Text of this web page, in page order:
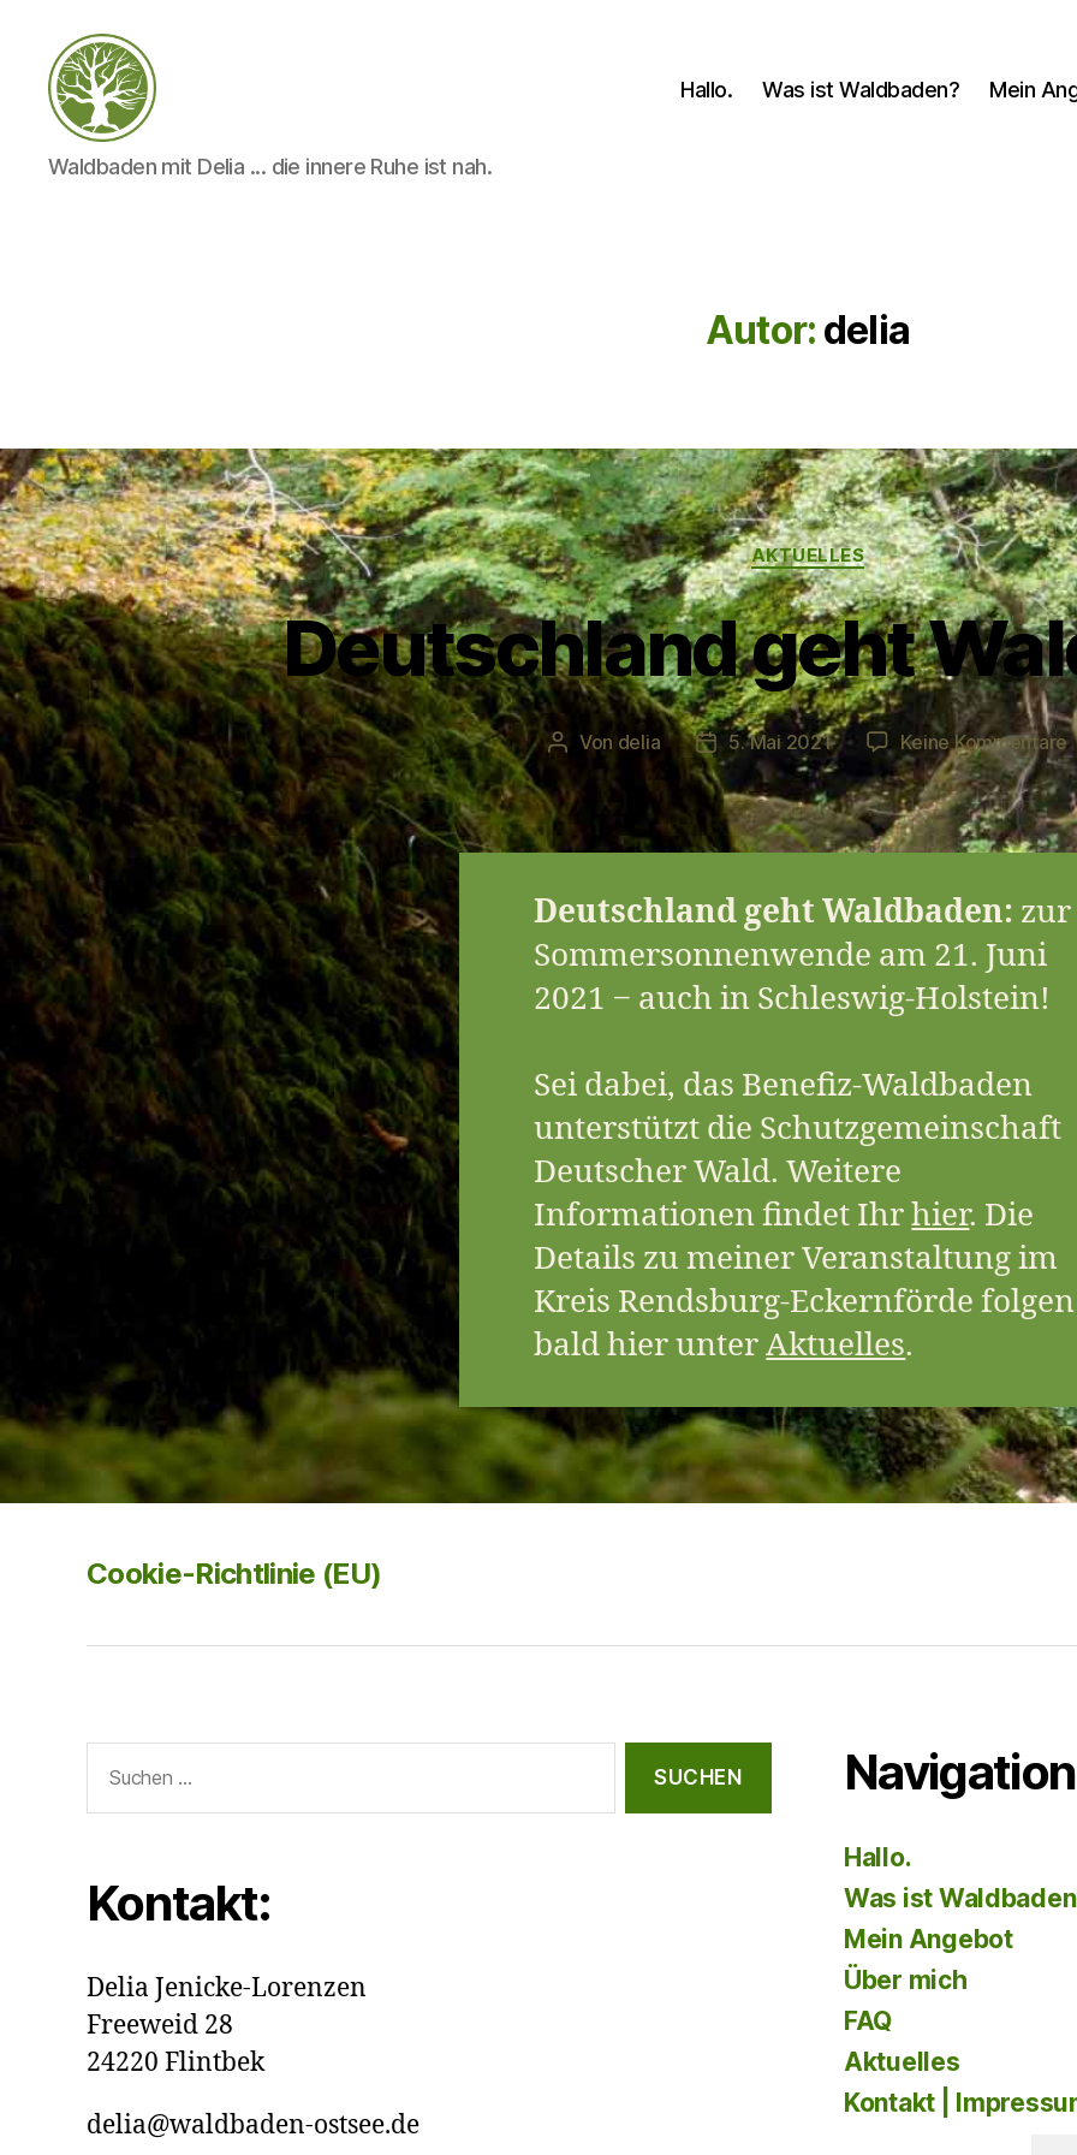
–
Waldbaden mit Delia ... die innere Ruhe ist nah.
Hallo. Was ist Waldbaden? Mein
Autor: delia
Kategorien
AKTUELLES
Deutschland geht
Beitragsautor
Von delia Veröffentlichungsdatum
5. Mai 2021 Keine Kommentare
Deutschland geht Waldbaden: zur
Sommersonnenwende am 21. Juni
2021 ‒ auch in Schleswig-Holstein!
Sei dabei, das Benefiz-Waldbaden
unterstützt die Schutzgemeinschaft
Deutscher Wald. Weitere
Informationen findet Ihrhier. Die
Details zu meiner Veranstaltung im
Kreis Rendsburg-Eckernförde folgen
bald hier unterAktuelles.
Cookie-Richtlinie (EU)
nach:
Kontakt:
Delia Jenicke-Lorenzen
Freeweid 28
24220 Flintbek
delia@waldbaden-ostsee.de
Navigation
Hallo.
Was ist
Mein Angebot
Über mich
FAQ
Aktuelles
Kontakt |